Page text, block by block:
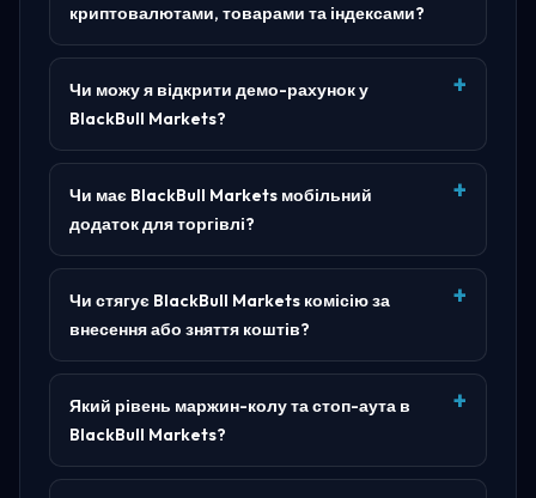
криптовалютами, товарами та індексами?
Чи можу я відкрити демо-рахунок у
BlackBull Markets?
Чи має BlackBull Markets мобільний
додаток для торгівлі?
Чи стягує BlackBull Markets комісію за
внесення або зняття коштів?
Який рівень маржин-колу та стоп-аута в
BlackBull Markets?